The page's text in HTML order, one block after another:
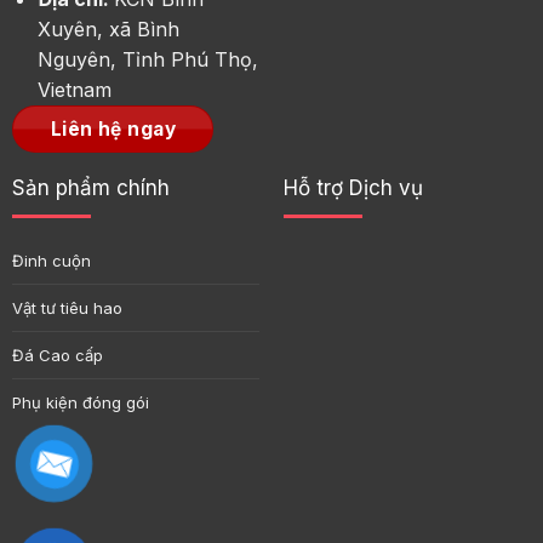
Xuyên, xã Bình
Nguyên, Tỉnh Phú Thọ,
Vietnam
Liên hệ ngay
Sản phẩm chính
Đinh cuộn
Vật tư tiêu hao
Đá Cao cấp
Phụ kiện đóng gói
Hỗ trợ Dịch vụ